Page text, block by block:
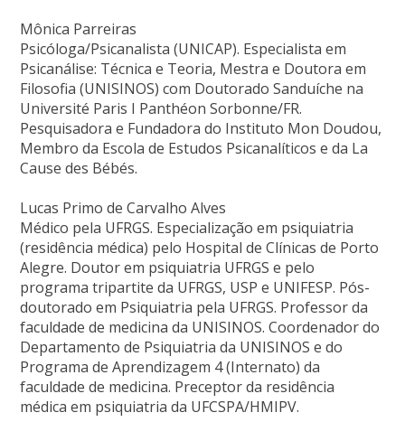
Mônica Parreiras
Psicóloga/Psicanalista (UNICAP). Especialista em
Psicanálise: Técnica e Teoria, Mestra e Doutora em
Filosofia (UNISINOS) com Doutorado Sanduíche na
Université Paris I Panthéon Sorbonne/FR.
Pesquisadora e Fundadora do Instituto Mon Doudou,
Membro da Escola de Estudos Psicanalíticos e da La
Cause des Bébés.
Lucas Primo de Carvalho Alves
Médico pela UFRGS. Especialização em psiquiatria
(residência médica) pelo Hospital de Clínicas de Porto
Alegre. Doutor em psiquiatria UFRGS e pelo
programa tripartite da UFRGS, USP e UNIFESP. Pós-
doutorado em Psiquiatria pela UFRGS. Professor da
faculdade de medicina da UNISINOS. Coordenador do
Departamento de Psiquiatria da UNISINOS e do
Programa de Aprendizagem 4 (Internato) da
faculdade de medicina. Preceptor da residência
médica em psiquiatria da UFCSPA/HMIPV.